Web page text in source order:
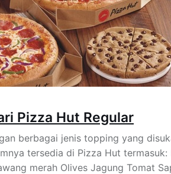
Pizza Hut Regular
berbagai jenis topping yang
tersedia di Pizza Hut termasuk:
merah Olives Jagung Tomat